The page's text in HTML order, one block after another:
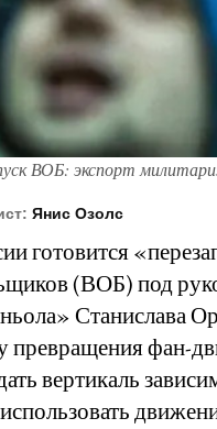
ВОБ: экспорт
Янис Озолс
готовится
(ВОБ) под
Станислава
превращения фан-
вертикаль